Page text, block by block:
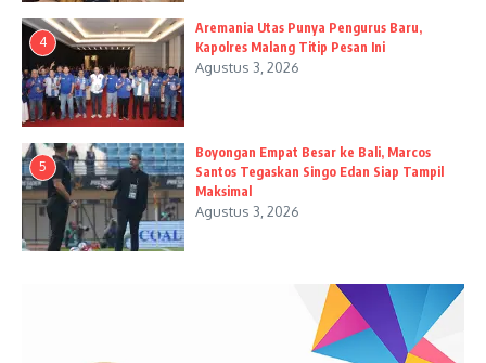
4
Aremania Utas Punya Pengurus Baru,
Kapolres Malang Titip Pesan Ini
Agustus 3, 2026
5
Boyongan Empat Besar ke Bali, Marcos
Santos Tegaskan Singo Edan Siap Tampil
Maksimal
Agustus 3, 2026